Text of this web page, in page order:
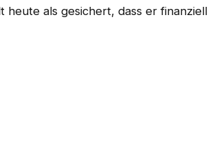
heute als gesichert, dass er finanziell